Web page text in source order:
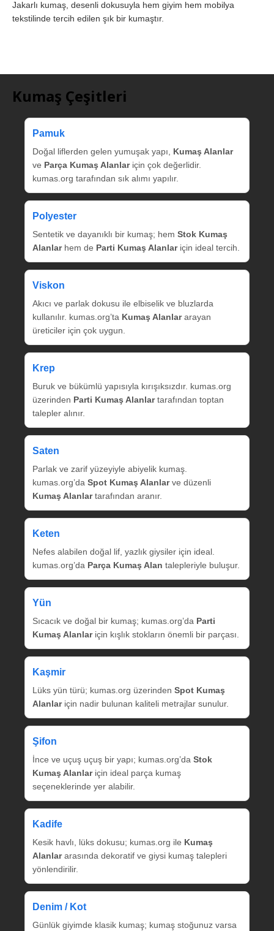
Jakarlı kumaş, desenli dokusuyla hem giyim hem mobilya
tekstilinde tercih edilen şık bir kumaştır.
Kumaş Çeşitleri
Pamuk
Doğal liflerden gelen yumuşak yapı, Kumaş Alanlar
ve Parça Kumaş Alanlariçin çok değerlidir.
kumas.org tarafından sık alımı yapılır.
Polyester
Sentetik ve dayanıklı bir kumaş; hem Stok Kumaş
Alanlarhem de Parti Kumaş Alanlariçin ideal tercih.
Viskon
Akıcı ve parlak dokusu ile elbiselik ve bluzlarda
kullanılır. kumas.org’ta Kumaş Alanlararayan
üreticiler için çok uygun.
Krep
Buruk ve bükümlü yapısıyla kırışıksızdır. kumas.org
üzerinden Parti Kumaş Alanlartarafından toptan
talepler alınır.
Saten
Parlak ve zarif yüzeyiyle abiyelik kumaş.
kumas.org’da Spot Kumaş Alanlarve düzenli
Kumaş Alanlartarafından aranır.
Keten
Nefes alabilen doğal lif, yazlık giysiler için ideal.
kumas.org’da Parça Kumaş Alan talepleriyle buluşur.
Yün
Sıcacık ve doğal bir kumaş; kumas.org’da Parti
Kumaş Alanlariçin kışlık stokların önemli bir parçası.
Kaşmir
Lüks yün türü; kumas.org üzerinden Spot Kumaş
Alanlariçin nadir bulunan kaliteli metrajlar sunulur.
Şifon
İnce ve uçuş uçuş bir yapı; kumas.org’da Stok
Kumaş Alanlariçin ideal parça kumaş
seçeneklerinde yer alabilir.
Kadife
Kesik havlı, lüks dokusu; kumas.org ile Kumaş
Alanlararasında dekoratif ve giysi kumaş talepleri
yönlendirilir.
Denim / Kot
Günlük giyimde klasik kumaş; kumaş stoğunuz varsa